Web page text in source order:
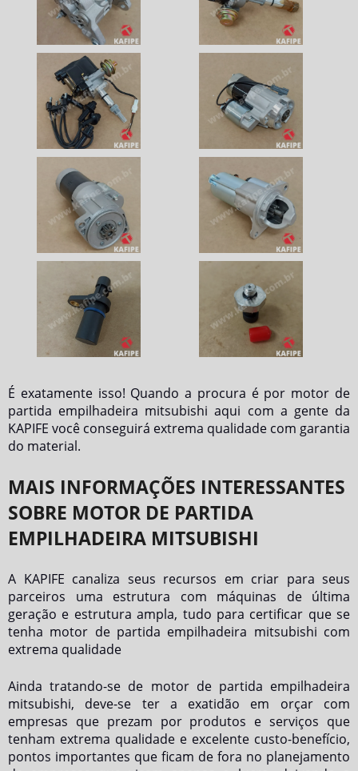
É exatamente isso! Quando a procura é por motor de
partida empilhadeira mitsubishi aqui com a gente da
KAPIFE você conseguirá extrema qualidade com garantia
do material.
MAIS INFORMAÇÕES INTERESSANTES
SOBRE MOTOR DE PARTIDA
EMPILHADEIRA MITSUBISHI
A KAPIFE canaliza seus recursos em criar para seus
parceiros uma estrutura com máquinas de última
geração e estrutura ampla, tudo para certificar que se
tenha motor de partida empilhadeira mitsubishi com
extrema qualidade
Ainda tratando-se de motor de partida empilhadeira
mitsubishi, deve-se ter a exatidão em orçar com
empresas que prezam por produtos e serviços que
tenham extrema qualidade e excelente custo-benefício,
pontos importantes que ficam de fora no planejamento